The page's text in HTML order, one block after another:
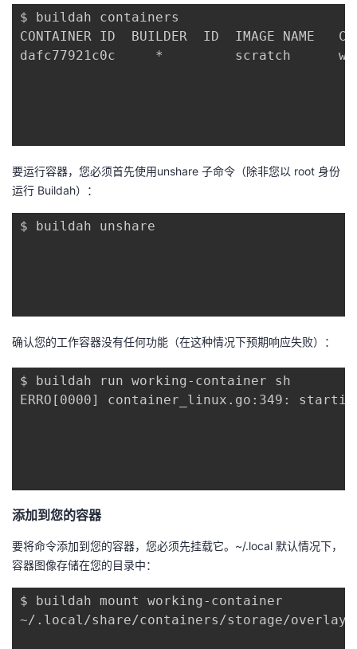
$ buildah containers
CONTAINER ID  BUILDER  ID  IMAGE NAME
dafc77921c0c     *         scratch
要运行容器，您必须首先使用unshare 子命令（除非您以 root 身份
运行 Buildah）：
$ buildah unshare
确认您的工作容器没有任何功能（在这种情况下预期响应失败）：
$ buildah run working-container sh
ERRO[0000] container_linux.go:349:
添加到您的容器
要将命令添加到您的容器，您必须先挂载它。~/.local 默认情况下，
容器图像存储在您的目录中：
$ buildah mount working-container
~/.local/share/containers/storage/overlay/